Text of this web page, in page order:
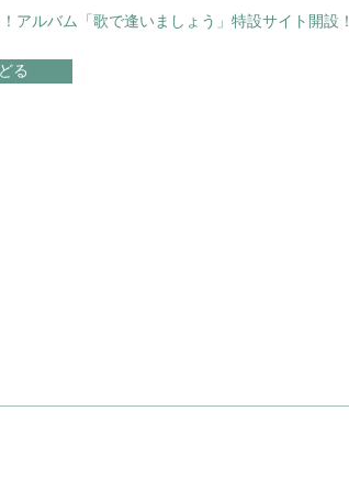
アルバム「歌で逢いましょう」特設サイト開設！
る